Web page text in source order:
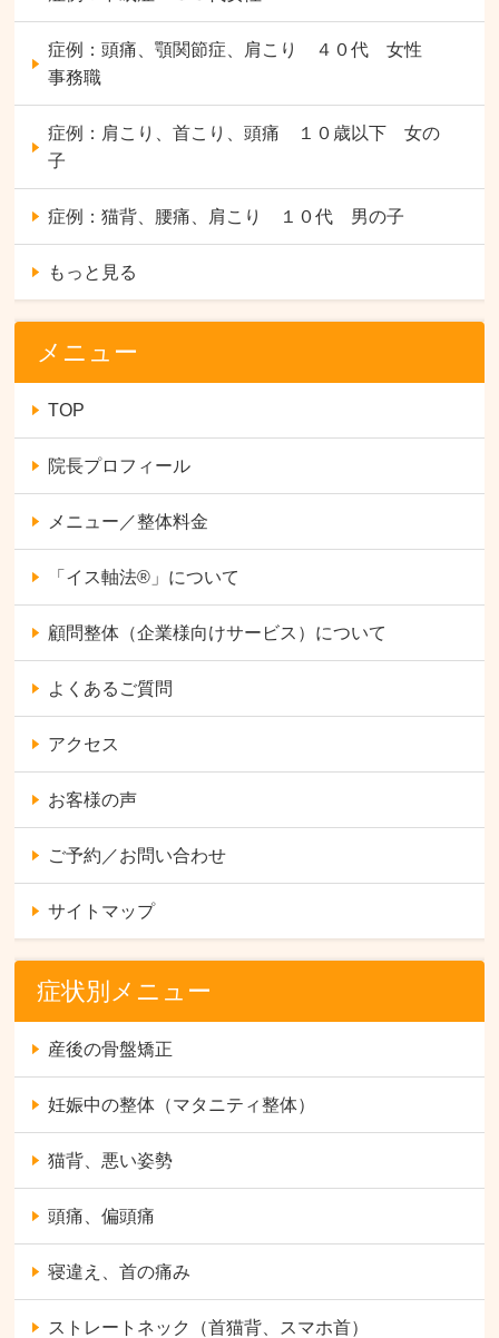
症例：頭痛、顎関節症、肩こり ４０代 女性
事務職
症例：肩こり、首こり、頭痛 １０歳以下 女の
子
症例：猫背、腰痛、肩こり １０代 男の子
もっと見る
メニュー
TOP
院長プロフィール
メニュー／整体料金
「イス軸法®︎」について
顧問整体（企業様向けサービス）について
よくあるご質問
アクセス
お客様の声
ご予約／お問い合わせ
サイトマップ
症状別メニュー
産後の骨盤矯正
妊娠中の整体（マタニティ整体）
猫背、悪い姿勢
頭痛、偏頭痛
寝違え、首の痛み
ストレートネック（首猫背、スマホ首）